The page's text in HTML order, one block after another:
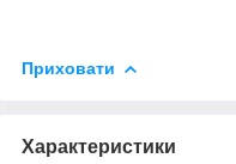
Приховати
Характеристики